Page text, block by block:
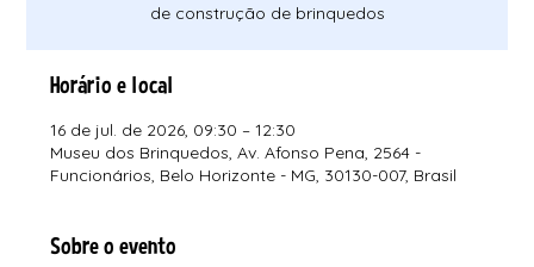
de construção de brinquedos
Horário e local
16 de jul. de 2026, 09:30 – 12:30
Museu dos Brinquedos, Av. Afonso Pena, 2564 -
Funcionários, Belo Horizonte - MG, 30130-007, Brasil
Sobre o evento